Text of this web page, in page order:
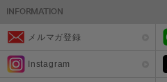
メルマガ登録
Instagram